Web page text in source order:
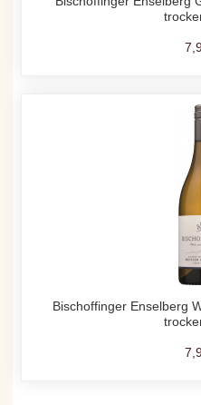
Bischoffinger Enselberg